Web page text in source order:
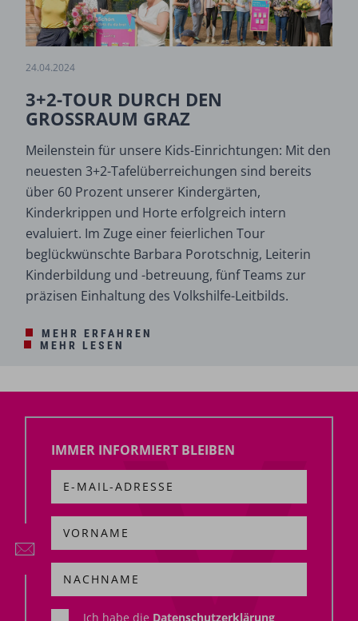
24.04.2024
3+2-TOUR DURCH DEN
GROSSRAUM GRAZ
Meilenstein für unsere Kids-Einrichtungen: Mit den
neuesten 3+2-Tafelüberreichungen sind bereits
über 60 Prozent unserer Kindergärten,
Kinderkrippen und Horte erfolgreich intern
evaluiert. Im Zuge einer feierlichen Tour
beglückwünschte Barbara Porotschnig, Leiterin
Kinderbildung und -betreuung, fünf Teams zur
präzisen Einhaltung des Volkshilfe-Leitbilds.
MEHR ERFAHREN
MEHR LESEN
IMMER INFORMIERT BLEIBEN
Ich habe die Datenschutzerklärung